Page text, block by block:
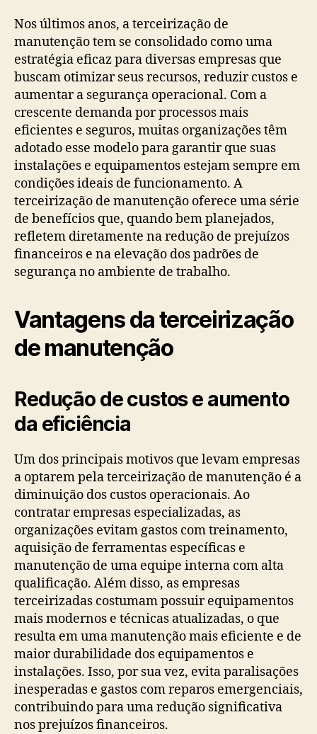
Nos últimos anos, a terceirização de
manutenção tem se consolidado como uma
estratégia eficaz para diversas empresas que
buscam otimizar seus recursos, reduzir custos e
aumentar a segurança operacional. Com a
crescente demanda por processos mais
eficientes e seguros, muitas organizações têm
adotado esse modelo para garantir que suas
instalações e equipamentos estejam sempre em
condições ideais de funcionamento. A
terceirização de manutenção oferece uma série
de benefícios que, quando bem planejados,
refletem diretamente na redução de prejuízos
financeiros e na elevação dos padrões de
segurança no ambiente de trabalho.
Vantagens da terceirização
de manutenção
Redução de custos e aumento
da eficiência
Um dos principais motivos que levam empresas
a optarem pela terceirização de manutenção é a
diminuição dos custos operacionais. Ao
contratar empresas especializadas, as
organizações evitam gastos com treinamento,
aquisição de ferramentas específicas e
manutenção de uma equipe interna com alta
qualificação. Além disso, as empresas
terceirizadas costumam possuir equipamentos
mais modernos e técnicas atualizadas, o que
resulta em uma manutenção mais eficiente e de
maior durabilidade dos equipamentos e
instalações. Isso, por sua vez, evita paralisações
inesperadas e gastos com reparos emergenciais,
contribuindo para uma redução significativa
nos prejuízos financeiros.